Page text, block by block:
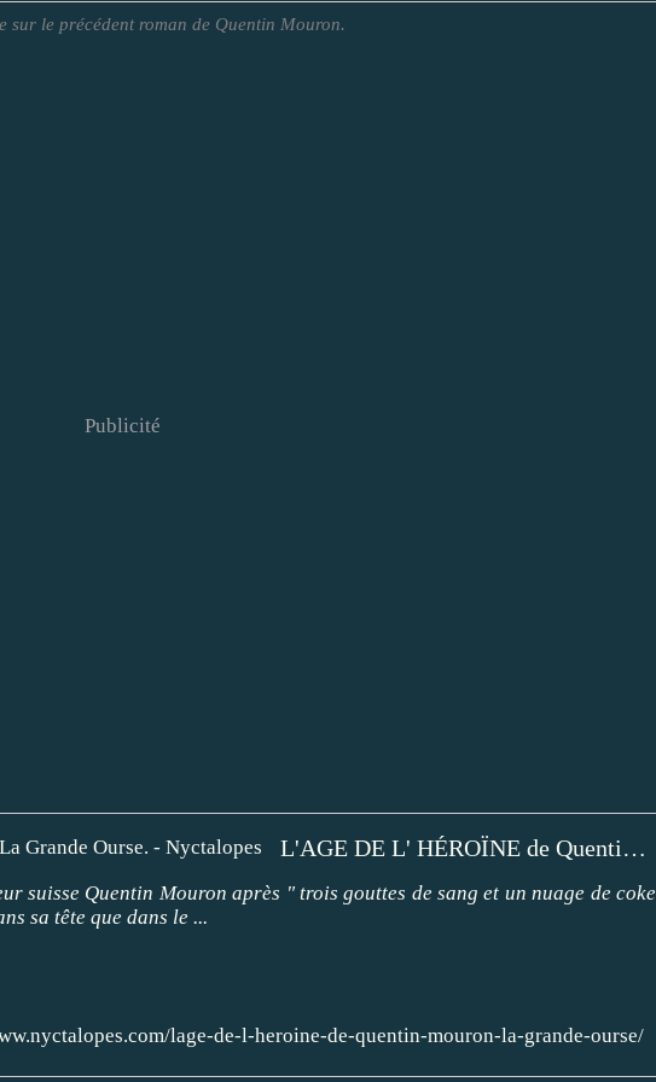
sur le précédent roman de Quentin Mouron.
Publicité
L'AGE DE L' HÉROÏNE de Quentin Mouron / La Grande Ourse. - Nyctalopes
suisse Quentin Mouron après " trois gouttes de sang et un nuage de coke
sa tête que dans le ...
lage-de-l-heroine-de-quentin-mouron-la-grande-ourse/